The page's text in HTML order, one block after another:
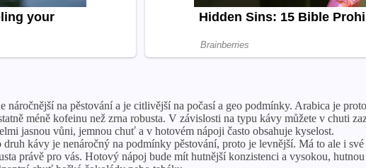
na pěstování a je citlivější na počasí a geo podmínky. Arabica je
méně kofeinu než zrna robusta. V závislosti na typu kávy můžete v chuti
jasnou vůni, jemnou chuť a v hotovém nápoji často obsahuje kyselost.
kávy je nenáročný na podmínky pěstování, proto je levnější. Má to ale i
právě pro vás. Hotový nápoj bude mít hutnější konzistenci a vysokou,